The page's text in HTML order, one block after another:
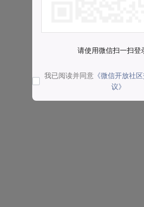
请使用微信扫一扫登
我已阅读并同意 《微信开放社
议》